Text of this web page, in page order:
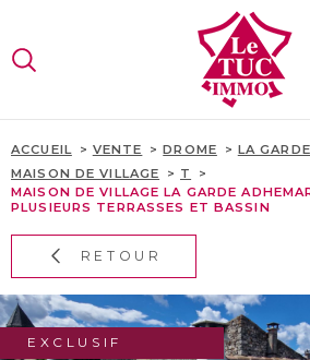
menu
contenu
ACCUEIL VENTE DROME
LA
MAISON DE VILLAGE
T
MAISON DE VILLAGE LA GARDE
PLUSIEURS TERRASSES ET BASSIN
RETOUR
EXCLUSIF
VOTRE
D'OFFRE
VENTE
PAYS
PAYS